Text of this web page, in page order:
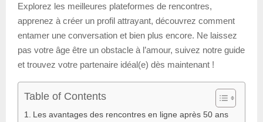
Explorez les meilleures plateformes de rencontres,
apprenez à créer un profil attrayant, découvrez comment
entamer une conversation et bien plus encore. Ne laissez
pas votre âge être un obstacle à l’amour, suivez notre guide
et trouvez votre partenaire idéal(e) dès maintenant !
Table of Contents
Les avantages des rencontres en ligne après 50 ans